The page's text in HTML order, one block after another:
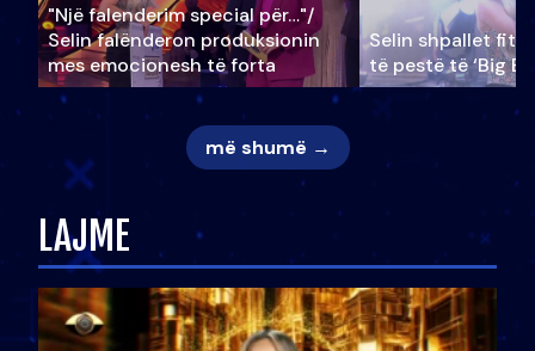
"Një falenderim special për…"/
Selin falënderon produksionin
mes emocionesh të forta
Selin shpallet
të pestë të ‘Big
më shumë →
LAJME